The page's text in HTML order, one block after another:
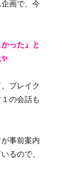
画で、今
った』と
ブレイク
の会話も
事前案内
るので、